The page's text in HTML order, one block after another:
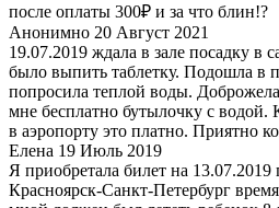
после оплаты 300₽ и за что блин!?
Анонимно 20 Август 2021
19.07.2019 ждала в зале посадку в
было выпить таблетку. Подошла в
попросила теплой воды.
мне бесплатно бутылочку с
в аэропорту это платно. Приятно
Елена 19 Июль 2019
Я приобретала билет на
Красноярск-Санкт-Петербург